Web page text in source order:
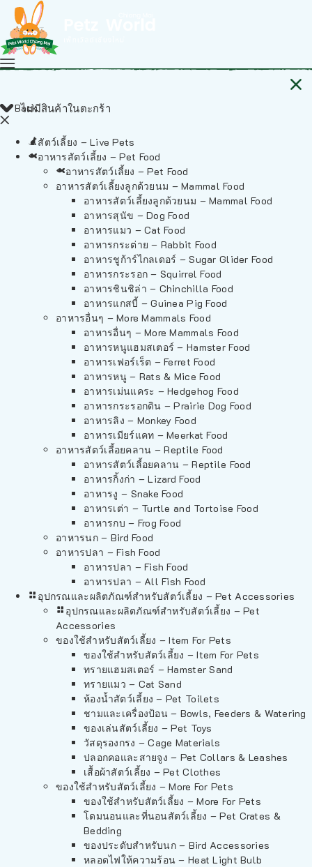
ไม่มีสินค้าในตะกร้า
Back
สัตว์เลี้ยง – Live Pets
อาหารสัตว์เลี้ยง – Pet Food
อาหารสัตว์เลี้ยง – Pet Food
อาหารสัตว์เลี้ยงลูกด้วยนม – Mammal Food
อาหารสัตว์เลี้ยงลูกด้วยนม – Mammal Food
อาหารสุนัข – Dog Food
อาหารแมว – Cat Food
อาหารกระต่าย – Rabbit Food
อาหารชูก้าร์ไกลเดอร์ – Sugar Glider Food
อาหารกระรอก – Squirrel Food
อาหารชินชิล่า – Chinchilla Food
อาหารแกสบี้ – Guinea Pig Food
อาหารอื่นๆ – More Mammals Food
อาหารอื่นๆ – More Mammals Food
อาหารหนูแฮมสเตอร์ – Hamster Food
อาหารเฟอร์เร็ต – Ferret Food
อาหารหนู – Rats & Mice Food
อาหารเม่นแคระ – Hedgehog Food
อาหารกระรอกดิน – Prairie Dog Food
อาหารลิง – Monkey Food
อาหารเมียร์แคท – Meerkat Food
อาหารสัตว์เลี้อยคลาน – Reptile Food
อาหารสัตว์เลี้อยคลาน – Reptile Food
อาหารกิ้งก่า – Lizard Food
อาหารงู – Snake Food
อาหารเต่า – Turtle and Tortoise Food
อาหารกบ – Frog Food
อาหารนก – Bird Food
อาหารปลา – Fish Food
อาหารปลา – Fish Food
อาหารปลา – All Fish Food
อุปกรณและผลิตภัณฑ์สำหรับสัตว์เลี้ยง – Pet Accessories
อุปกรณและผลิตภัณฑ์สำหรับสัตว์เลี้ยง – Pet
Accessories
ของใช้สำหรับสัตว์เลี้ยง – Item For Pets
ของใช้สำหรับสัตว์เลี้ยง – Item For Pets
ทรายแฮมสเตอร์ – Hamster Sand
ทรายแมว – Cat Sand
ห้องน้ำสัตว์เลี้ยง – Pet Toilets
ชามและเครื่องป้อน – Bowls, Feeders & Watering
ของเล่นสัตว์เลี้ยง – Pet Toys
วัสดุรองกรง – Cage Materials
ปลอกคอและสายจูง – Pet Collars & Leashes
เสื้อผ้าสัตว์เลี้ยง – Pet Clothes
ของใช้สำหรับสัตว์เลี้ยง – More For Pets
ของใช้สำหรับสัตว์เลี้ยง – More For Pets
โดมนอนและที่นอนสัตว์เลี้ยง – Pet Crates &
Bedding
ของประดับสำหรับนก – Bird Accessories
หลอดไฟให้ความร้อน – Heat Light Bulb